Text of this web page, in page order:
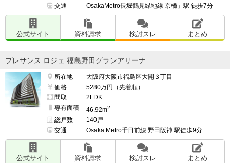
交通
OsakaMetro長堀鶴見緑地線 京橋」駅 徒歩7分
公式サイト 資料請求 検討スレ まとめ
プレサンス ロジェ 福島野田グランアリーナ
所在地
大阪府大阪市福島区大開３丁目
価格
5280万円（先着順）
間取
2LDK
専有面積
46.92m2
総戸数
140戸
交通
Osaka Metro千日前線 野田阪神 駅徒歩9分
公式サイト 資料請求 検討スレ まとめ